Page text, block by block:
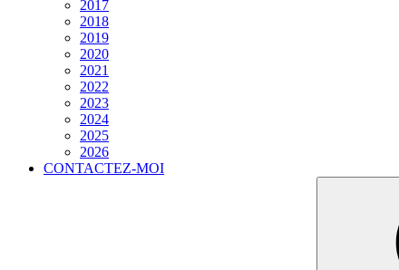
2017
2018
2019
2020
2021
2022
2023
2024
2025
2026
CONTACTEZ-MOI